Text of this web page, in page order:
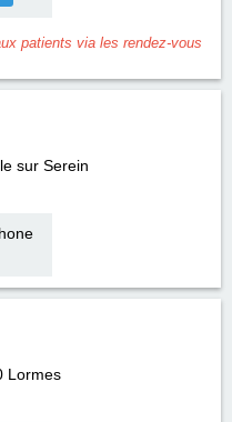
patients via les rendez-vous
sur Serein
Lormes